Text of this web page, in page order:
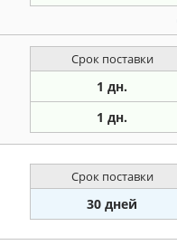
Срок поставки
1 дн.
1 дн.
Срок поставки
30 дней